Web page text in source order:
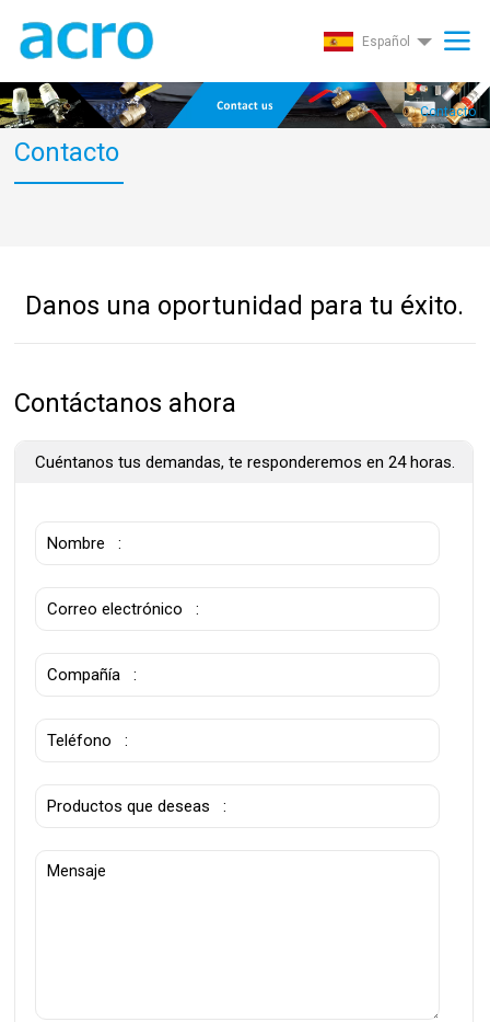
Español
Contacto
Contacto
Danos una oportunidad para tu éxito.
Contáctanos ahora
Cuéntanos tus demandas, te responderemos en 24 horas.